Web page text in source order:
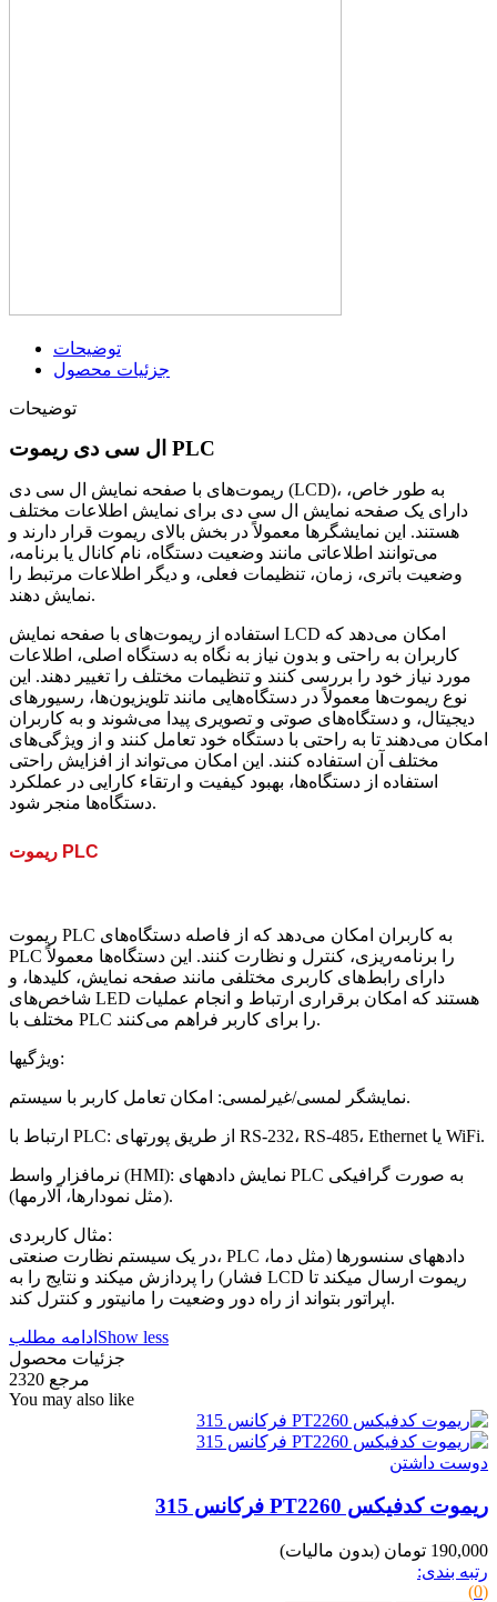
توضیحات
جزئیات محصول
توضیحات
ال سی دی ریموت PLC
ریموت‌های با صفحه نمایش ال سی دی (LCD)، به طور خاص،
دارای یک صفحه نمایش ال سی دی برای نمایش اطلاعات مختلف
هستند. این نمایشگرها معمولاً در بخش بالای ریموت قرار دارند و
می‌توانند اطلاعاتی مانند وضعیت دستگاه، نام کانال یا برنامه،
وضعیت باتری، زمان، تنظیمات فعلی، و دیگر اطلاعات مرتبط را
نمایش دهند.
استفاده از ریموت‌های با صفحه نمایش LCD امکان می‌دهد که
کاربران به راحتی و بدون نیاز به نگاه به دستگاه اصلی، اطلاعات
مورد نیاز خود را بررسی کنند و تنظیمات مختلف را تغییر دهند. این
نوع ریموت‌ها معمولاً در دستگاه‌هایی مانند تلویزیون‌ها، رسیورهای
دیجیتال، و دستگاه‌های صوتی و تصویری پیدا می‌شوند و به کاربران
امکان می‌دهند تا به راحتی با دستگاه خود تعامل کنند و از ویژگی‌های
مختلف آن استفاده کنند. این امکان می‌تواند از افزایش راحتی
استفاده از دستگاه‌ها، بهبود کیفیت و ارتقاء کارایی در عملکرد
دستگاه‌ها منجر شود.
ریموت PLC
ریموت PLC به کاربران امکان می‌دهد که از فاصله دستگاه‌های
PLC را برنامه‌ریزی، کنترل و نظارت کنند. این دستگاه‌ها معمولاً
دارای رابط‌های کاربری مختلفی مانند صفحه نمایش، کلیدها، و
شاخص‌های LED هستند که امکان برقراری ارتباط و انجام عملیات
مختلف با PLC را برای کاربر فراهم می‌کنند.
ویژگیها:
نمایشگر لمسی/غیرلمسی: امکان تعامل کاربر با سیستم.
ارتباط با PLC: از طریق پورتهای RS-232، RS-485، Ethernet یا WiFi.
نرمافزار واسط (HMI): نمایش دادههای PLC به صورت گرافیکی
(مثل نمودارها، آلارمها).
مثال کاربردی:
در یک سیستم نظارت صنعتی، PLC دادههای سنسورها (مثل دما،
فشار) را پردازش میکند و نتایج را به LCD ریموت ارسال میکند تا
اپراتور بتواند از راه دور وضعیت را مانیتور و کنترل کند.
ادامه مطلب Show less
جزئیات محصول
مرجع 2320
You may also like
دوست داشتن
ریموت کدفیکس PT2260 فرکانس 315
190,000 تومان
(بدون مالیات)
رتبه بندی:
(0)